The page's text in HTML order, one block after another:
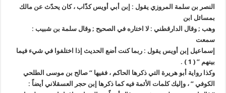
النصر بن سلمة المروزي يقول : إبن أبي أويس كذّاب ، كان يحدّث عن مالك
بمسائل ابن
وهب ; وقال الدارقطني : لا اختاره في الصحيح ; وقال سلمة بن شبيب :
سمعت
إسماعيل إبن أويس يقول : ربما كنت أضع الحديث إذا اختلفوا في شيء فيما
بينهم ” ( 1 ) .
وكذا رواية أبو هريرة التي ذكرها الحاكم ، ففيها ” صالح بن موسى الطلحي
الكوفي ” ، وإليك كلمات الأئمة فيه كما ذكرها إبن حجر العسقلاني أيضاً :